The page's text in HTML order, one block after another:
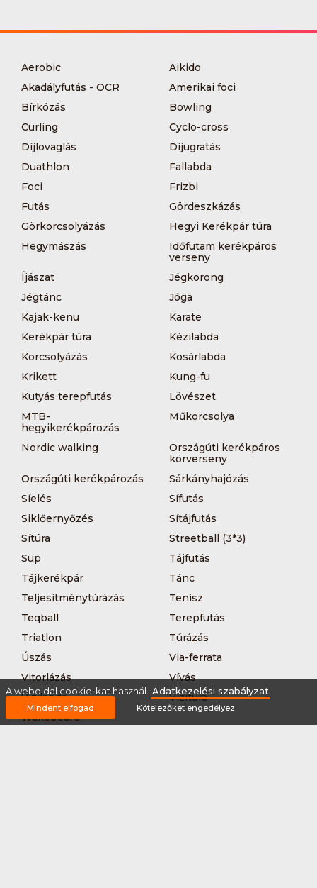
Aerobic
Aikido
Akadályfutás - OCR
Amerikai foci
Bírkózás
Bowling
Curling
Cyclo-cross
Díjlovaglás
Díjugratás
Duathlon
Fallabda
Foci
Frizbi
Futás
Gördeszkázás
Görkorcsolyázás
Hegyi Kerékpár túra
Hegymászás
Időfutam kerékpáros
verseny
Íjászat
Jégkorong
Jégtánc
Jóga
Kajak-kenu
Karate
Kerékpár túra
Kézilabda
Korcsolyázás
Kosárlabda
Krikett
Kung-fu
Kutyás terepfutás
Lövészet
MTB-
hegyikerékpározás
Műkorcsolya
Nordic walking
Országúti kerékpáros
körverseny
Országúti kerékpározás
Sárkányhajózás
Síelés
Sífutás
Siklőernyőzés
Sítájfutás
Sítúra
Streetball (3*3)
Sup
Tájfutás
Tájkerékpár
Tánc
Teljesítménytúrázás
Tenisz
Teqball
Terepfutás
Triatlon
Túrázás
Úszás
Via-ferrata
Vitorlázás
Vívás
Vizilabda
Vizitúra
Wakeboard
A weboldal cookie-kat használ. Adatkezelési szabályzat
Mindent elfogad Kötelezőket engedélyez